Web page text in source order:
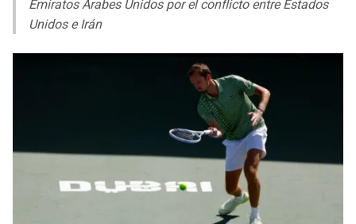
COPA LIBERTADORES
COPA SUDAMERICANA
Emiratos Árabes Unidos por el conflicto entre Estados
Unidos e Irán